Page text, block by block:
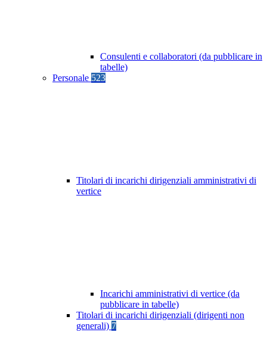
Consulenti e collaboratori (da pubblicare in
tabelle)
Personale 523
Titolari di incarichi dirigenziali amministrativi di
vertice
Incarichi amministrativi di vertice (da
pubblicare in tabelle)
Titolari di incarichi dirigenziali (dirigenti non
generali) 7